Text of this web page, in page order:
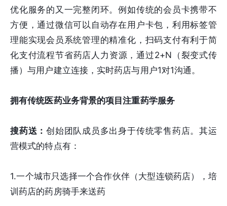
优化服务的又一完整闭环。例如传统的会员卡携带不
方便，通过微信可以自动存在用户卡包，利用标签管
理能实现会员系统管理的精准化，扫码支付有利于简
化支付流程节省药店人力资源，通过2+N（裂变式传
播）与用户建立连接，实时药店与用户1对1沟通。
拥有传统医药业务背景的项目注重药学服务
搜药送：创始团队成员多出身于传统零售药店。其运
营模式的特点有：
1.一个城市只选择一个合作伙伴（大型连锁药店），培
训药店的药房骑手来送药